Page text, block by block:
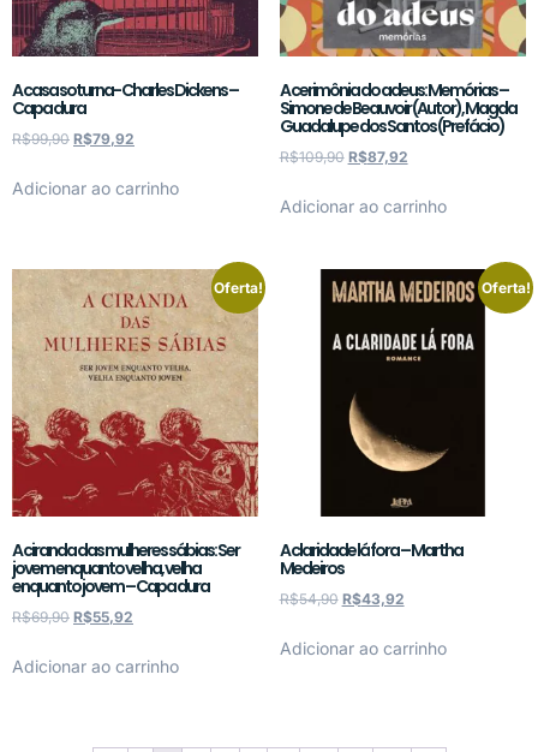
A casa soturna- Charles Dickens –
Capa dura
R$99,90 R$79,92
Adicionar ao carrinho
A cerimônia do adeus: Memórias –
Simone de Beauvoir (Autor), Magda
Guadalupe dos Santos (Prefácio)
R$109,90 R$87,92
Adicionar ao carrinho
Oferta!
A ciranda das mulheres sábias: Ser
jovem enquanto velha, velha
enquanto jovem – Capa dura
R$69,90 R$55,92
Adicionar ao carrinho
Oferta!
A claridade lá fora – Martha
Medeiros
R$54,90 R$43,92
Adicionar ao carrinho